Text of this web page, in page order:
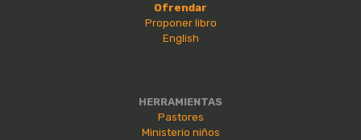
Ofrendar
Proponer libro
English
HERRAMIENTAS
Pastores
Ministerio niños